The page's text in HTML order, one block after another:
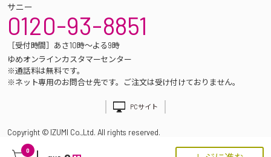
0
サニー
0120-93-8851
［受付時間］あさ10時～よる9時
ゆめオンラインカスタマーセンター
※通話料は無料です。
※ネット専用のお問合せ先です。ご注文は受け付けておりません。
PCサイト
Copyright © IZUMI Co.,Ltd. All rights reserved.